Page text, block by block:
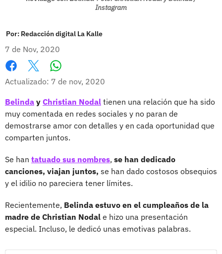
Instagram
Por: Redacción digital La Kalle
7 de Nov, 2020
Facebook
X
Actualizado: 7 de nov, 2020
Belinda y Christian Nodal tienen una relación que ha sido
muy comentada en redes sociales y no paran de
demostrarse amor con detalles y en cada oportunidad que
comparten juntos.
Se han tatuado sus nombres, se han dedicado
canciones, viajan juntos, se han dado costosos obsequios
y el idilio no pareciera tener límites.
Recientemente, Belinda estuvo en el cumpleaños de la
madre de Christian Nodal e hizo una presentación
especial. Incluso, le dedicó unas emotivas palabras.